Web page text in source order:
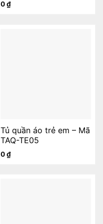
0₫
Tủ quần áo trẻ em – Mã
TAQ-TE05
0₫